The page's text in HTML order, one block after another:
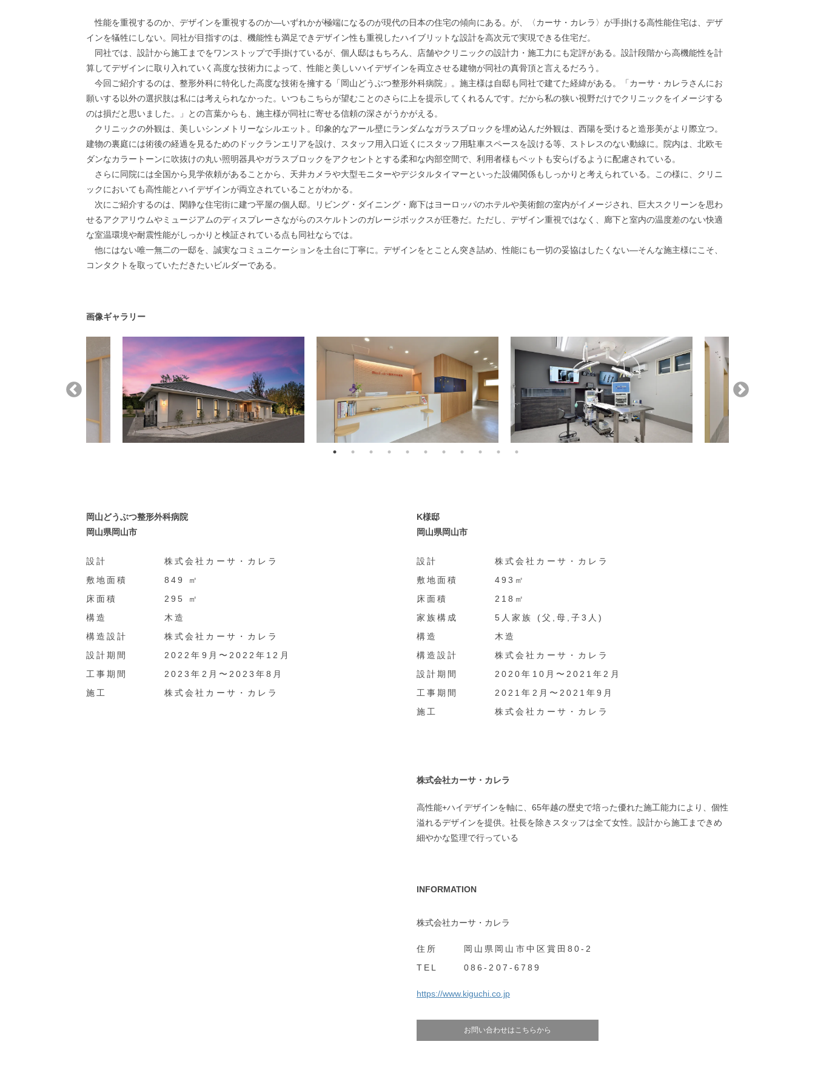
性能を重視するのか、デザインを重視するのか―いずれかが極端になるのが現代の日本の住宅の傾向にある。が、〈カーサ・カレラ〉が手掛ける高性能住宅は、デザ
インを犠牲にしない。同社が目指すのは、機能性も満足できデザイン性も重視したハイブリットな設計を高次元で実現できる住宅だ。
同社では、設計から施工までをワンストップで手掛けているが、個人邸はもちろん、店舗やクリニックの設計力・施工力にも定評がある。設計段階から高機能性を計
算してデザインに取り入れていく高度な技術力によって、性能と美しいハイデザインを両立させる建物が同社の真骨頂と言えるだろう。
今回ご紹介するのは、整形外科に特化した高度な技術を擁する「岡山どうぶつ整形外科病院」。施主様は自邸も同社で建てた経緯がある。「カーサ・カレラさんにお
願いする以外の選択肢は私には考えられなかった。いつもこちらが望むことのさらに上を提示してくれるんです。だから私の狭い視野だけでクリニックをイメージする
のは損だと思いました。」との言葉からも、施主様が同社に寄せる信頼の深さがうかがえる。
クリニックの外観は、美しいシンメトリーなシルエット。印象的なアール壁にランダムなガラスブロックを埋め込んだ外観は、西陽を受けると造形美がより際立つ。
建物の裏庭には術後の経過を見るためのドックランエリアを設け、スタッフ用入口近くにスタッフ用駐車スペースを設ける等、ストレスのない動線に。院内は、北欧モ
ダンなカラートーンに吹抜けの丸い照明器具やガラスブロックをアクセントとする柔和な内部空間で、利用者様もペットも安らげるように配慮されている。
さらに同院には全国から見学依頼があることから、天井カメラや大型モニターやデジタルタイマーといった設備関係もしっかりと考えられている。この様に、クリニ
ックにおいても高性能とハイデザインが両立されていることがわかる。
次にご紹介するのは、閑静な住宅街に建つ平屋の個人邸。リビング・ダイニング・廊下はヨーロッパのホテルや美術館の室内がイメージされ、巨大スクリーンを思わ
せるアクアリウムやミュージアムのディスプレーさながらのスケルトンのガレージボックスが圧巻だ。ただし、デザイン重視ではなく、廊下と室内の温度差のない快適
な室温環境や耐震性能がしっかりと検証されている点も同社ならでは。
他にはない唯一無二の一邸を、誠実なコミュニケーションを土台に丁寧に。デザインをとことん突き詰め、性能にも一切の妥協はしたくない—そんな施主様にこそ、
コンタクトを取っていただきたいビルダーである。
画像ギャラリー
岡山どうぶつ整形外科病院
岡山県岡山市
設計
株式会社カーサ・カレラ
敷地面積
849 ㎡
床面積
295 ㎡
構造
木造
構造設計
株式会社カーサ・カレラ
設計期間
2022年9月〜2022年12月
工事期間
2023年2月〜2023年8月
施工
株式会社カーサ・カレラ
K様邸
岡山県岡山市
設計
株式会社カーサ・カレラ
敷地面積
493㎡
床面積
218㎡
家族構成
5人家族 (父,母,子3人)
構造
木造
構造設計
株式会社カーサ・カレラ
設計期間
2020年10月〜2021年2月
工事期間
2021年2月〜2021年9月
施工
株式会社カーサ・カレラ
株式会社カーサ・カレラ
高性能+ハイデザインを軸に、65年越の歴史で培った優れた施工能力により、個性
溢れるデザインを提供。社長を除きスタッフは全て女性。設計から施工まできめ
細やかな監理で行っている
INFORMATION
株式会社カーサ・カレラ
住所
岡山県岡山市中区賞田80-2
TEL
086-207-6789
https://www.kiguchi.co.jp
お問い合わせはこちらから